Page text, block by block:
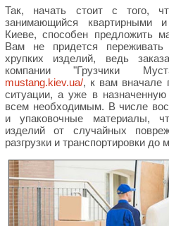
Так, начать стоит с того,
занимающийся квартирными
Киеве, способен предложить
Вам не придется
хрупких изделий, ведь
компании "Грузчики
mustang.kiev.ua/, к вам вначале
ситуации, а уже в
всем необходимым. В числе
и упаковочные материалы,
изделий от случайных
разгрузки и транспортировки до